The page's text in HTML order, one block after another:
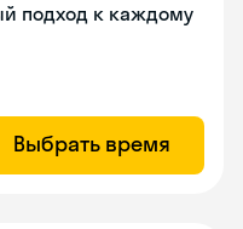
подход к каждому
Выбрать время